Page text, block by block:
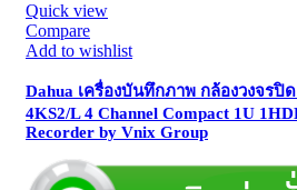
Quick view
Compare
Add to wishlist
Dahua เครื่องบันทึกภาพ กล้องวงจรปิ
4KS2/L 4 Channel Compact 1U
Recorder by Vnix Group